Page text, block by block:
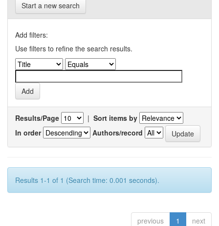
Start a new search
Add filters:
Use filters to refine the search results.
Results/Page | Sort items by
In order
Authors/record
Results 1-1 of 1 (Search time: 0.001 seconds).
previous 1 next